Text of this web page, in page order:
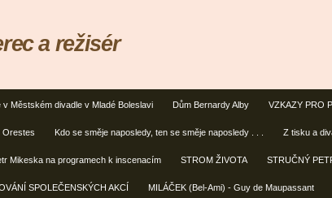
v Městském divadle v Mladé Boleslavi Dům Bernardy Alby VZKAZY PRO
Orestes Kdo se směje naposledy, ten se směje naposledy . . . Z tisku a
Mikeska na programech k inscenacím STROM ŽIVOTA STRUČNÝ
SPOLEČENSKÝCH AKCÍ MILÁČEK (Bel-Ami) - Guy de Maupassant
a režisér